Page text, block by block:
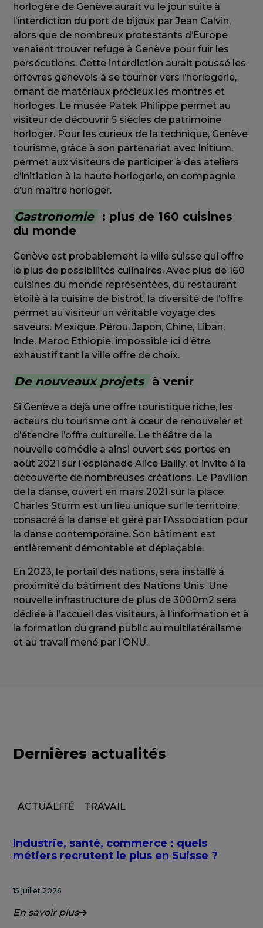
horlogère de Genève aurait vu le jour suite à
l’interdiction du port de bijoux par Jean Calvin,
alors que de nombreux protestants d’Europe
venaient trouver refuge à Genève pour fuir les
persécutions. Cette interdiction aurait poussé les
orfèvres genevois à se tourner vers l’horlogerie,
ornant de matériaux précieux les montres et
horloges. Le musée Patek Philippe permet au
visiteur de découvrir 5 siècles de patrimoine
horloger. Pour les curieux de la technique, Genève
tourisme, grâce à son partenariat avec Initium,
permet aux visiteurs de participer à des ateliers
d’initiation à la haute horlogerie, en compagnie
d’un maître horloger.
Gastronomie
: plus de 160 cuisines
du monde
Genève est probablement la ville suisse qui offre
le plus de possibilités culinaires. Avec plus de 160
cuisines du monde représentées, du restaurant
étoilé à la cuisine de bistrot, la diversité de l’offre
permet au visiteur un véritable voyage des
saveurs. Mexique, Pérou, Japon, Chine, Liban,
Inde, Maroc Ethiopie, impossible ici d’être
exhaustif tant la ville offre de choix.
De nouveaux projets à venir
Si Genève a déjà une offre touristique riche, les
acteurs du tourisme ont à cœur de renouveler et
d’étendre l’offre culturelle. Le théâtre de la
nouvelle comédie a ainsi ouvert ses portes en
août 2021 sur l’esplanade Alice Bailly, et invite à la
découverte de nombreuses créations. Le Pavillon
de la danse, ouvert en mars 2021 sur la place
Charles Sturm est un lieu unique sur le territoire,
consacré à la danse et géré par l’Association pour
la danse contemporaine. Son bâtiment est
entièrement démontable et déplaçable.
En 2023, le portail des nations, sera installé à
proximité du bâtiment des Nations Unis. Une
nouvelle infrastructure de plus de 3000m2 sera
dédiée à l’accueil des visiteurs, à l’information et à
la formation du grand public au multilatéralisme
et au travail mené par l’ONU.
Dernières actualités
ACTUALITÉ TRAVAIL
Industrie, santé, commerce : quels
métiers recrutent le plus en Suisse ?
15 juillet 2026
En savoir plus